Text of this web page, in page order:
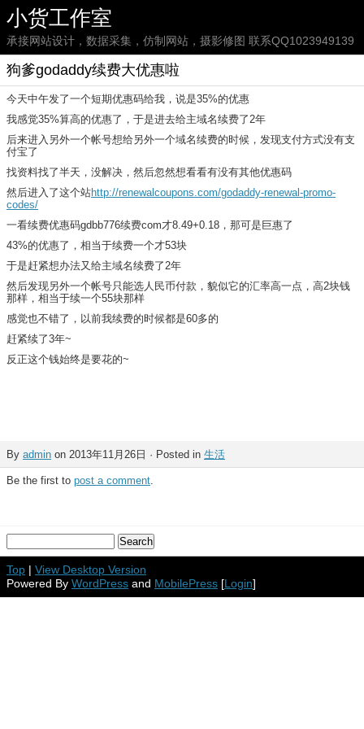
小货工作室
承接网站设计，数据采集，仿制网站，摄影修图 联系QQ1023949139
狗爹godaddy续费大优惠啦
今天中午发了一个短期优惠码给我，说是35%的优惠
我感觉35%算高的优惠了，于是进去给主域名续费了2年
后来进入另外一个帐号想给另外一个域名续费的时候，发现支付方式没有支
付宝了
找资料找了半天，没解决，然后忽然想看看有没有其他优惠码
然后进入了这个站http://renewalcoupons.com/godaddy-renewal-promo-
codes/
一看续费优惠码gdbb776续费com才8.49+0.18，那可是巨惠了
43%的优惠了，相当于续费一个才53块
于是赶紧想办法又给主域名续费了2年
然后发现另外一个帐号只能选人民币付款，貌似它的汇率高一点，高2块钱
那样，相当于续一个55块那样
感觉也不错了，以前我续费的时候都是60多的
赶紧续了3年~
反正这个钱始终是要花的~
By admin on 2013年11月26日 · Posted in 生活
Be the first to post a comment.
Top | View Desktop Version
Powered By WordPress and MobilePress [Login]